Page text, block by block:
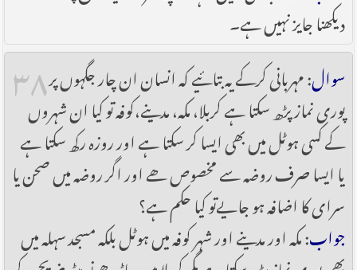
دیکھنا جایز نہیں ہے۔
۳۸ سوال: مہربانی کرکے یہ بتائیے کہ انسان ان چار جگہوں پر
پوری نماز پڑھ سکتا ہے کربلا، مکہ، مدینے،کوفہ تو کیا ان شہروں
کے کسی ہوٹل میں بھی ایسا کر سکتا ہے اور روزہ رکھ سکتا ہے
یا ایسا صرف روضہ سے مخصوص ھے اور اگر روضہ میں صحن یا
سرای کا اضافہ ہو جایےتو کیا حکم ہے؟
جواب: مکہ اور مدینے اور شہر کوفہ میں ہوٹل بلکہ مسجد سہلہ میں